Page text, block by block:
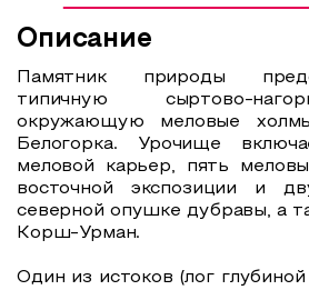
Описание
Памятник природы
типичную сыртово-
окружающую меловые
Белогорка. Урочище
меловой карьер, пять
восточной экспозиции и
северной опушке дубравы, а
Корш-Урман.
Один из истоков (лог